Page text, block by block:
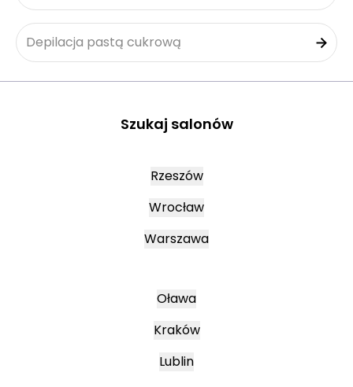
Depilacja pastą cukrową
Szukaj salonów
Rzeszów
Wrocław
Warszawa
Oława
Kraków
Lublin